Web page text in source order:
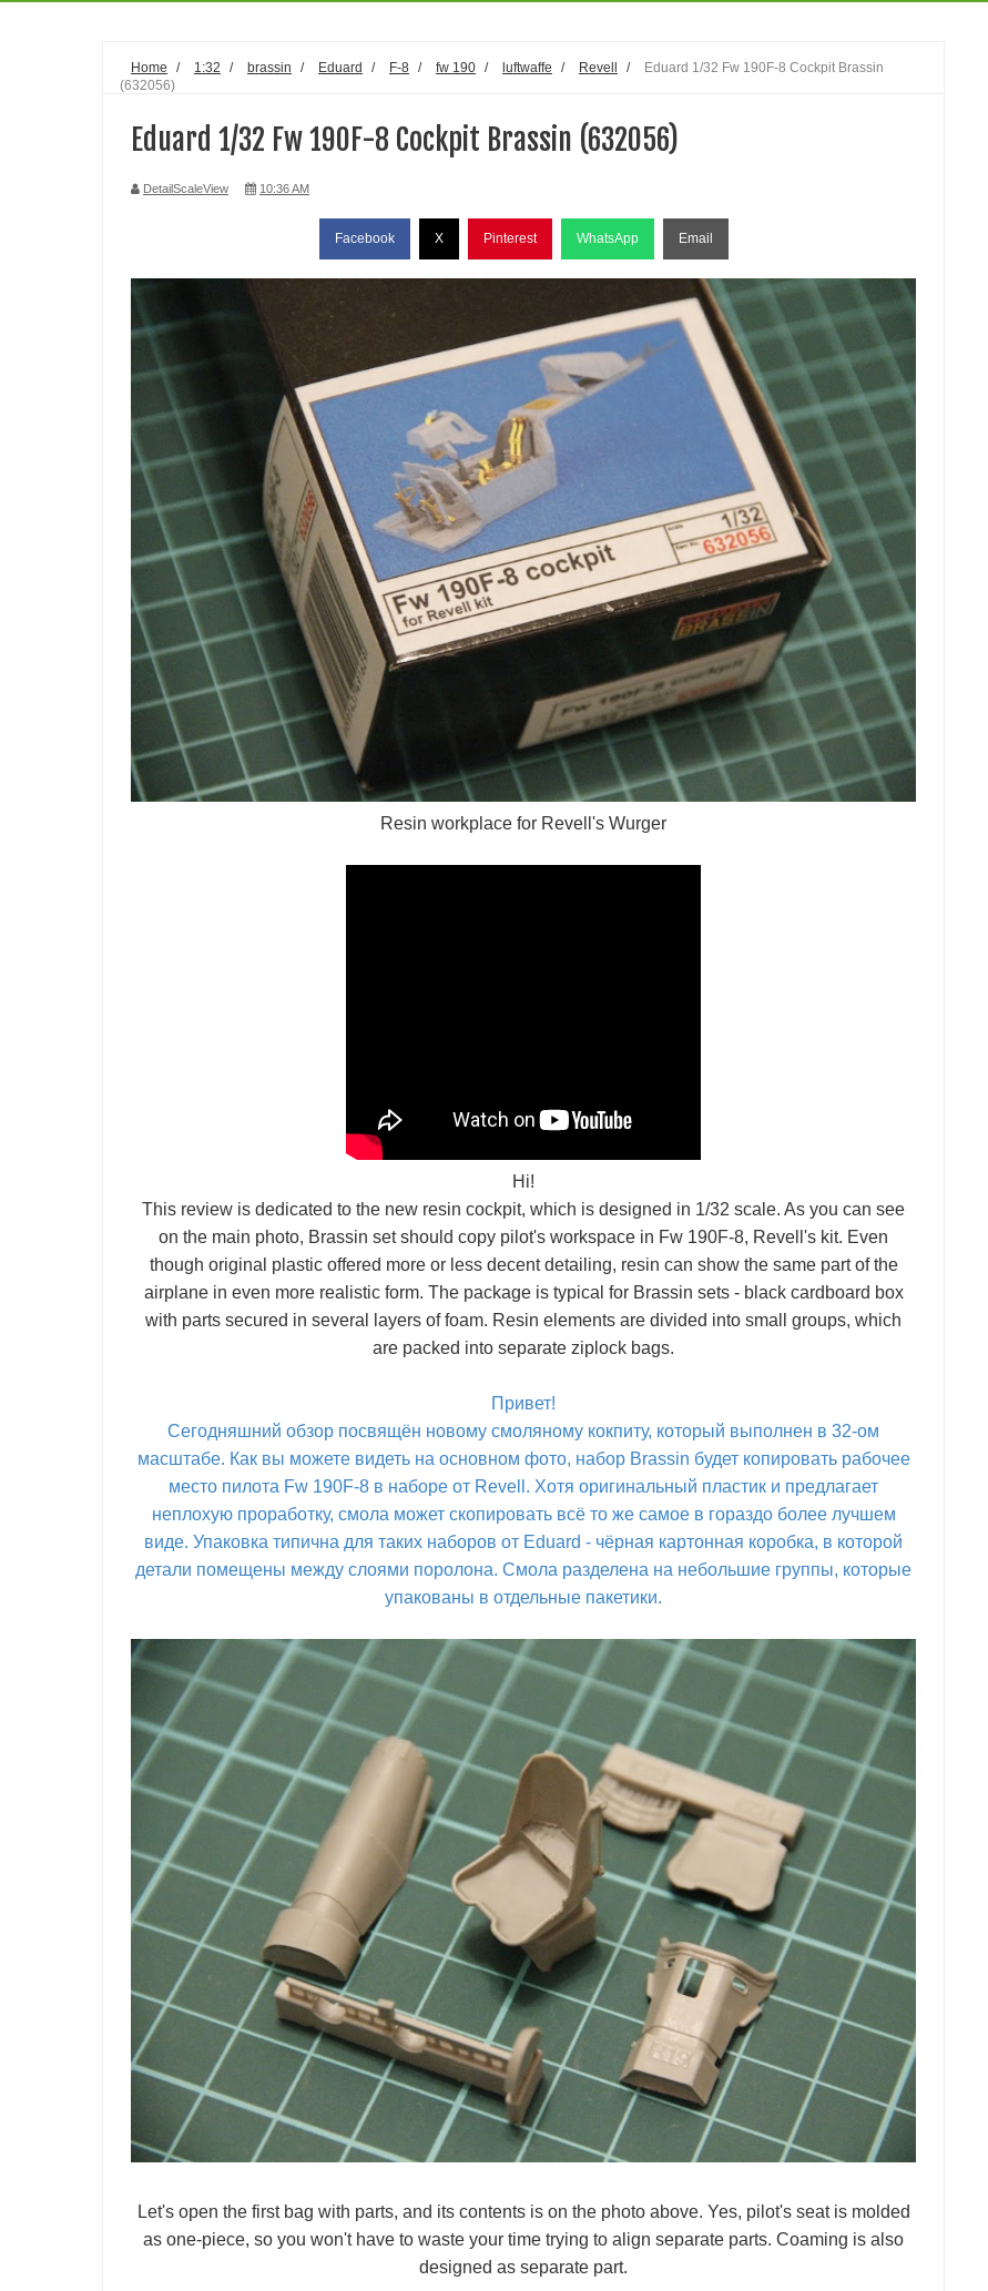
Home / 1:32 / brassin / Eduard / F-8 / fw 190 / luftwaffe / Revell /
Eduard 1/32 Fw 190F-8 Cockpit Brassin
(632056)
Eduard 1/32 Fw 190F-8 Cockpit Brassin (632056)
DetailScaleView 10:36 AM
Facebook X Pinterest WhatsApp Email
Resin workplace for Revell's Wurger
Hi!
This review is dedicated to the new resin cockpit, which is designed in 1/32 scale. As you can see
on the main photo, Brassin set should copy pilot's workspace in Fw 190F-8, Revell's kit. Even
though original plastic offered more or less decent detailing, resin can show the same part of the
airplane in even more realistic form. The package is typical for Brassin sets - black cardboard box
with parts secured in several layers of foam. Resin elements are divided into small groups, which
are packed into separate ziplock bags.
Привет!
Сегодняшний обзор посвящён новому смоляному кокпиту, который выполнен в 32-ом
масштабе. Как вы можете видеть на основном фото, набор Brassin будет копировать рабочее
место пилота Fw 190F-8 в наборе от Revell. Хотя оригинальный пластик и предлагает
неплохую проработку, смола может скопировать всё то же самое в гораздо более лучшем
виде. Упаковка типична для таких наборов от Eduard - чёрная картонная коробка, в которой
детали помещены между слоями поролона. Смола разделена на небольшие группы, которые
упакованы в отдельные пакетики.
Let's open the first bag with parts, and its contents is on the photo above. Yes, pilot's seat is molded
as one-piece, so you won't have to waste your time trying to align separate parts. Coaming is also
designed as separate part.